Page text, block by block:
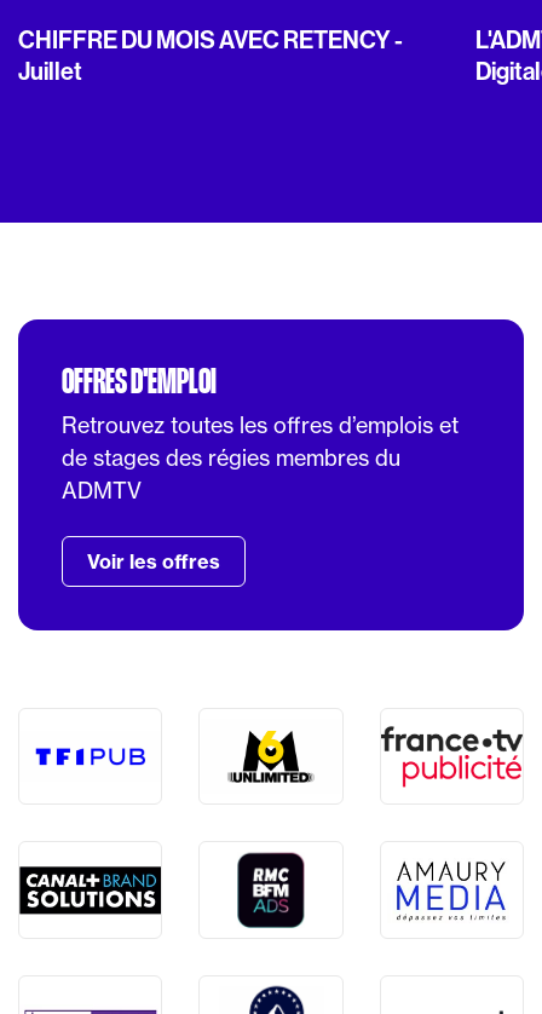
CHIFFRE DU MOIS AVEC RETENCY -
Juillet
OFFRES D'EMPLOI
Retrouvez toutes les offres d’emplois et
de stages des régies membres du
ADMTV
Voir les offres